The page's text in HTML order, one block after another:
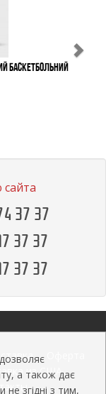
Баскетбольний
37 37
37 37
37 37
из США
а також дає
згідні з тим,